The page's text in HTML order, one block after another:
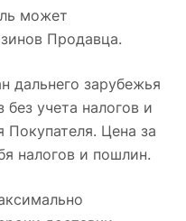
может
Продавца.
дальнего зарубежья
без учета налогов и
Цена за
налогов и пошлин.